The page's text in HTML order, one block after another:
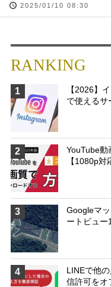
2025/01/10 08:30
RANKING
1
【2026】
で使える
2
YouTube動
【1080p対
3
Googleマ
ートビュー
4
LINEで他
信許可をオ